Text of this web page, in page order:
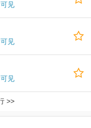
见
见
见
>>